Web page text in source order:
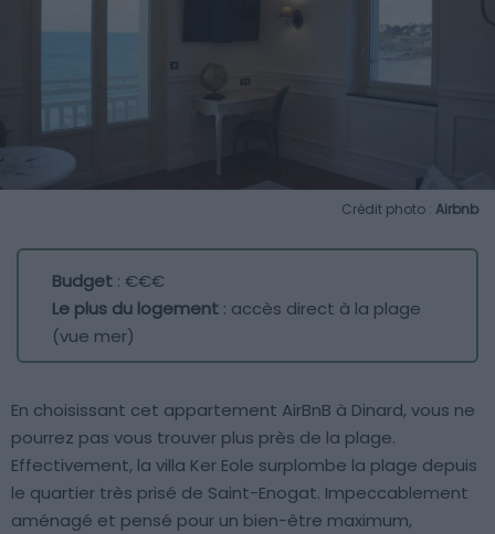
Crédit photo : Airbnb
Budget : €€€
Le plus du logement : accès direct à la plage
(vue mer)
En choisissant cet appartement AirBnB à Dinard, vous ne
pourrez pas vous trouver plus près de la plage.
Effectivement, la villa Ker Eole surplombe la plage depuis
le quartier très prisé de Saint-Enogat. Impeccablement
aménagé et pensé pour un bien-être maximum,